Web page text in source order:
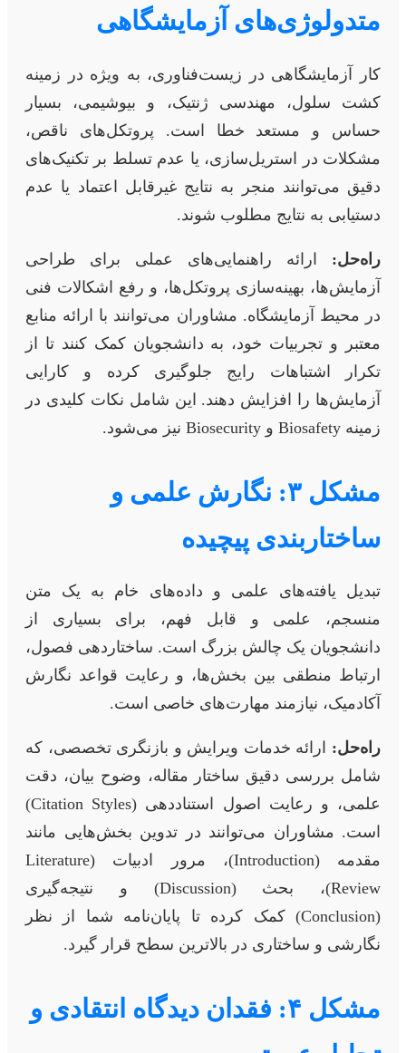
متدولوژی‌های آزمایشگاهی
کار آزمایشگاهی در زیست‌فناوری، به ویژه در زمینه
کشت سلول، مهندسی ژنتیک، و بیوشیمی، بسیار
حساس و مستعد خطا است. پروتکل‌های ناقص،
مشکلات در استریل‌سازی، یا عدم تسلط بر تکنیک‌های
دقیق می‌توانند منجر به نتایج غیرقابل اعتماد یا عدم
دستیابی به نتایج مطلوب شوند.
راه‌حل: ارائه راهنمایی‌های عملی برای طراحی
آزمایش‌ها، بهینه‌سازی پروتکل‌ها، و رفع اشکالات فنی
در محیط آزمایشگاه. مشاوران می‌توانند با ارائه منابع
معتبر و تجربیات خود، به دانشجویان کمک کنند تا از
تکرار اشتباهات رایج جلوگیری کرده و کارایی
آزمایش‌ها را افزایش دهند. این شامل نکات کلیدی در
زمینه Biosafety و Biosecurity نیز می‌شود.
مشکل ۳: نگارش علمی و
ساختاربندی پیچیده
تبدیل یافته‌های علمی و داده‌های خام به یک متن
منسجم، علمی و قابل فهم، برای بسیاری از
دانشجویان یک چالش بزرگ است. ساختاردهی فصول،
ارتباط منطقی بین بخش‌ها، و رعایت قواعد نگارش
آکادمیک، نیازمند مهارت‌های خاصی است.
راه‌حل: ارائه خدمات ویرایش و بازنگری تخصصی، که
شامل بررسی دقیق ساختار مقاله، وضوح بیان، دقت
علمی، و رعایت اصول استناددهی (Citation Styles)
است. مشاوران می‌توانند در تدوین بخش‌هایی مانند
مقدمه (Introduction)، مرور ادبیات (Literature
Review)، بحث (Discussion) و نتیجه‌گیری
(Conclusion) کمک کرده تا پایان‌نامه شما از نظر
نگارشی و ساختاری در بالاترین سطح قرار گیرد.
مشکل ۴: فقدان دیدگاه انتقادی و